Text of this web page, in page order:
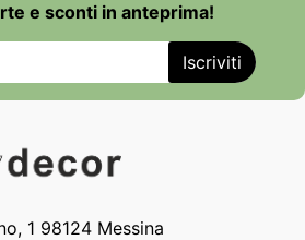
e sconti in anteprima!
1 98124 Messina